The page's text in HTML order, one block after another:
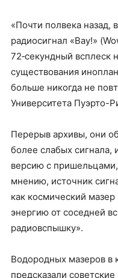
«Почти полвека назад,
радиосигнал «Вау!»
72‑секундный всплеск
существования
больше никогда не
Университета Пуэрто-
Перерыв архивы, они
более слабых
версию с
мнению, источник
как космический
энергию от соседней
радиовспышку».
Водородных мазеров в
предсказали